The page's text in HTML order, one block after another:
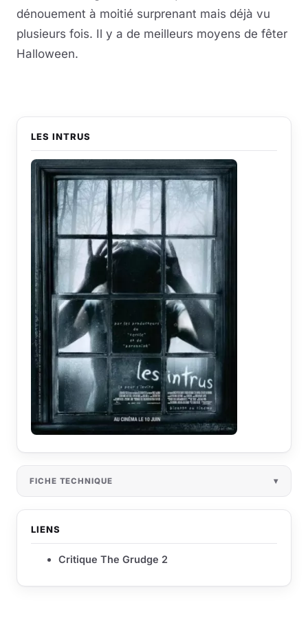
dénouement à moitié surprenant mais déjà vu
plusieurs fois. Il y a de meilleurs moyens de fêter
Halloween.
LES INTRUS
FICHE TECHNIQUE
LIENS
Critique The Grudge 2